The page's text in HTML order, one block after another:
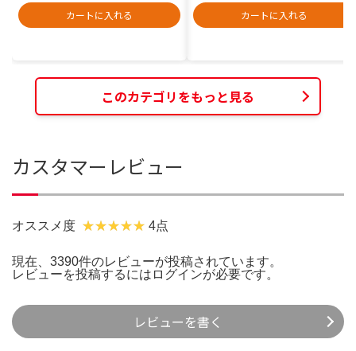
カートに入れる
カートに入れる
このカテゴリをもっと見る
カスタマーレビュー
オススメ度 4点
現在、3390件のレビューが投稿されています。
レビューを投稿するには ログインが必要です。
レビューを書く